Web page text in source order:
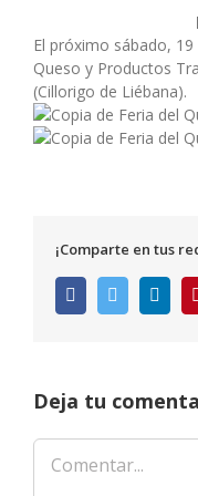
El próximo sábado, 19
Queso y Productos
(Cillorigo de Liébana).
¡Comparte en tus
FacebookTwitter
Deja tu
Comentar